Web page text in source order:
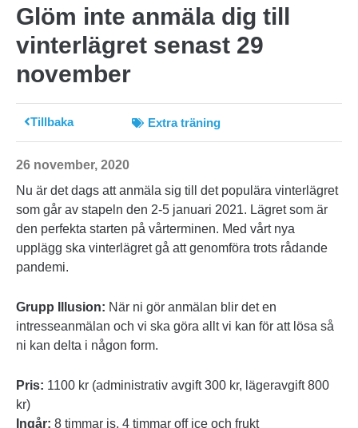
Glöm inte anmäla dig till
vinterlägret senast 29
november
Tillbaka Extra träning
26 november, 2020
Nu är det dags att anmäla sig till det populära vinterlägret
som går av stapeln den 2-5 januari 2021. Lägret som är
den perfekta starten på vårterminen. Med vårt nya
upplägg ska vinterlägret gå att genomföra trots rådande
pandemi.
Grupp Illusion: När ni gör anmälan blir det en
intresseanmälan och vi ska göra allt vi kan för att lösa så
ni kan delta i någon form.
Pris: 1100 kr (administrativ avgift 300 kr, lägeravgift 800
kr)
Ingår: 8 timmar is, 4 timmar off ice och frukt